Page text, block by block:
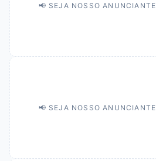
📢 SEJA NOSSO ANUNCIANTE
📢 SEJA NOSSO ANUNCIANTE